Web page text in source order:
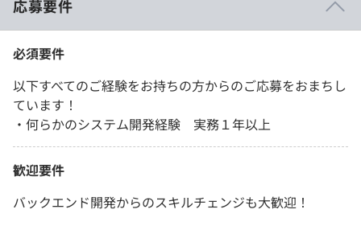
応募要件
必須要件
以下すべてのご経験をお持ちの方からのご応募をおまちし
ています！
・何らかのシステム開発経験 実務１年以上
歓迎要件
バックエンド開発からのスキルチェンジも大歓迎！